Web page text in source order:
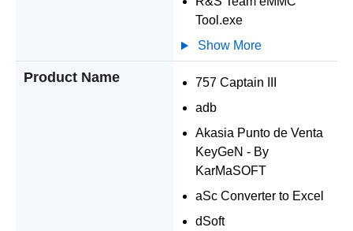
Tool.exe
Show More
Product Name
757 Captain III
adb
Akasia Punto de Venta
KeyGeN - By
KarMaSOFT
aSc Converter to Excel
dSoft